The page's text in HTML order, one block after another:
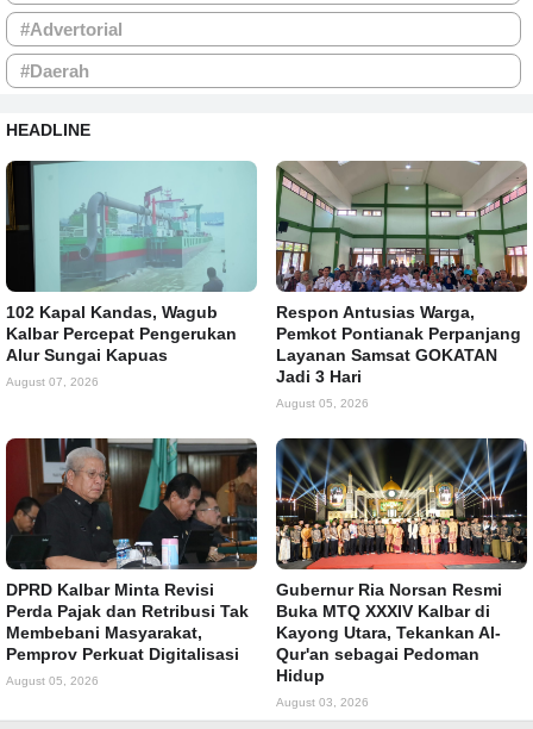
#Advertorial
#Daerah
HEADLINE
102 Kapal Kandas, Wagub
Kalbar Percepat Pengerukan
Alur Sungai Kapuas
August 07, 2026
Respon Antusias Warga,
Pemkot Pontianak Perpanjang
Layanan Samsat GOKATAN
Jadi 3 Hari
August 05, 2026
DPRD Kalbar Minta Revisi
Perda Pajak dan Retribusi Tak
Membebani Masyarakat,
Pemprov Perkuat Digitalisasi
August 05, 2026
Gubernur Ria Norsan Resmi
Buka MTQ XXXIV Kalbar di
Kayong Utara, Tekankan Al-
Qur'an sebagai Pedoman
Hidup
August 03, 2026